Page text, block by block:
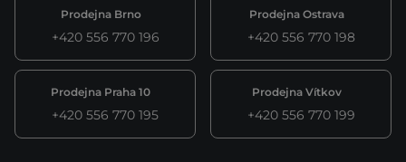
Prodejna Brno
+420 556 770 196
Prodejna Ostrava
+420 556 770 198
Prodejna Praha 10
+420 556 770 195
Prodejna Vítkov
+420 556 770 199